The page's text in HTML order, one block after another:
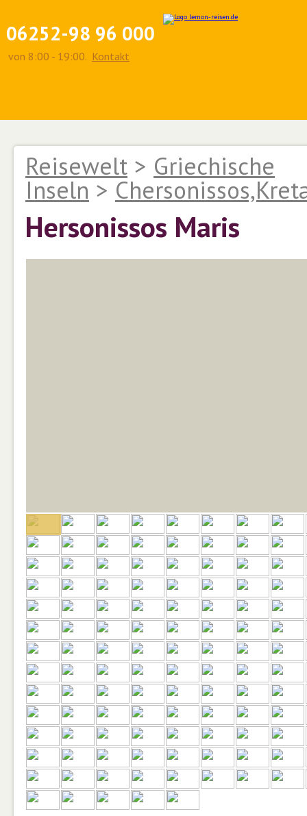
06252-98 96 000
von 8:00 - 19:00. Kontakt
Reisewelt > Griechische
Inseln >
Hersonissos Maris